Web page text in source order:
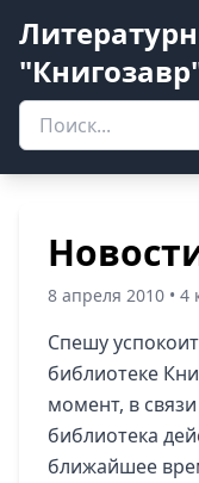
8 апреля 2010 • 4
Спешу
библиотеке
момент, в
библиотека
ближайшее